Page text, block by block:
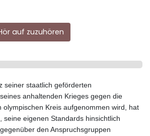
auf zuzuhören
seiner staatlich geförderten
anhaltenden Krieges gegen die
olympischen Kreis aufgenommen wird, hat
seine eigenen Standards hinsichtlich
den Anspruchsgruppen